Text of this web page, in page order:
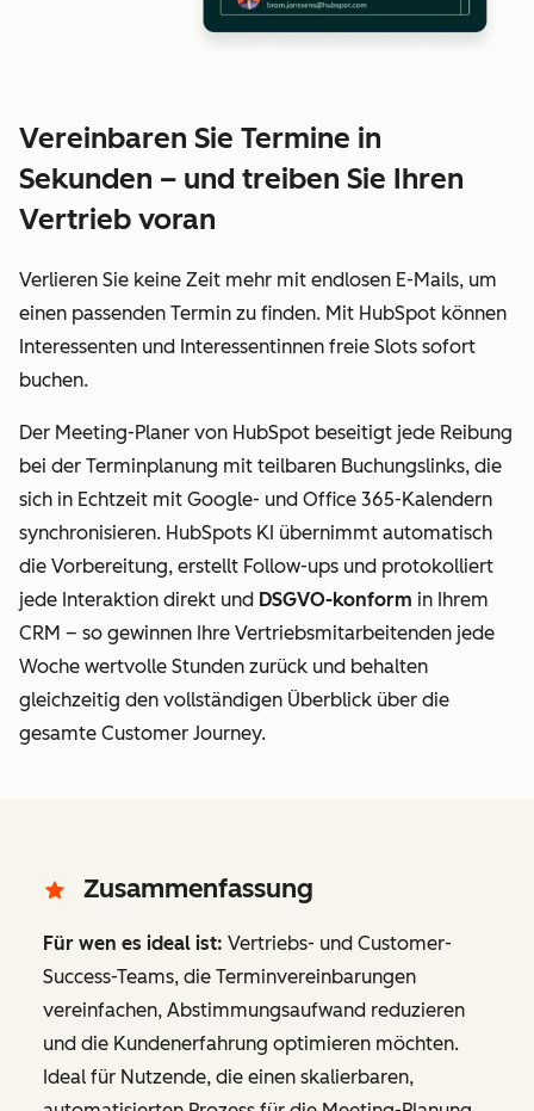
Vereinbaren Sie Termine in
Sekunden – und treiben Sie Ihren
Vertrieb voran
Verlieren Sie keine Zeit mehr mit endlosen E-Mails, um
einen passenden Termin zu finden. Mit HubSpot können
Interessenten und Interessentinnen freie Slots sofort
buchen.
Der Meeting-Planer von HubSpot beseitigt jede Reibung
bei der Terminplanung mit teilbaren Buchungslinks, die
sich in Echtzeit mit Google- und Office 365-Kalendern
synchronisieren. HubSpots KI übernimmt automatisch
die Vorbereitung, erstellt Follow-ups und protokolliert
jede Interaktion direkt und DSGVO-konform in Ihrem
CRM – so gewinnen Ihre Vertriebsmitarbeitenden jede
Woche wertvolle Stunden zurück und behalten
gleichzeitig den vollständigen Überblick über die
gesamte Customer Journey.
Zusammenfassung
Für wen es ideal ist: Vertriebs- und Customer-
Success-Teams, die Terminvereinbarungen
vereinfachen, Abstimmungsaufwand reduzieren
und die Kundenerfahrung optimieren möchten.
Ideal für Nutzende, die einen skalierbaren,